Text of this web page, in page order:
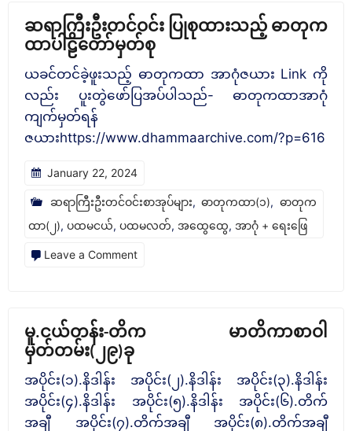
‌ဆရာကြီးဦးတင်ဝင်း ပြုစုထားသည့် ဓာတုက
ထာပါဠိတော်မှတ်စု
ယခင်တင်ခဲ့ဖူးသည့် ဓာတုကထာ အာဂုံဇယား Link ကို
လည်း ပူးတွဲဖော်ပြအပ်ပါသည်- ဓာတုကထာအာဂုံ
ကျက်မှတ်ရန်
ဇယားhttps://www.dhammaarchive.com/?p=616
January 22, 2024
ဆရာကြီးဦးတင်ဝင်းစာအုပ်များ,ဓာတုကထာ(၁),ဓာတုက
ထာ(၂), ပထမငယ်, ပထမလတ်, အထွေထွေ, အာဂုံ + ရေးဖြေ
Leave a Commenton
ဝင်း
ထား
သည့်
ဓာ
မူ.ငယ်တန်း-တိက မာတိကာစာဝါ
မှတ်တမ်း(၂၉)ခု
အပိုင်း(၁).နိဒါန်း အပိုင်း(၂).နိဒါန်း အပိုင်း(၃).နိဒါန်း
အပိုင်း(၄).နိဒါန်း အပိုင်း(၅).နိဒါန်း အပိုင်း(၆).တိက်
အချီ အပိုင်း(၇).တိက်အချီ အပိုင်း(၈).တိက်အချီ